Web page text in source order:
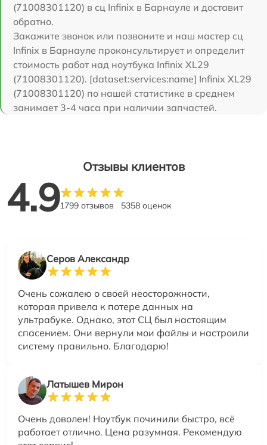
(71008301120) в сц Infinix в Барнауле и доставит
обратно.
Закажите звонок или позвоните и наш мастер сц
Infinix в Барнауле проконсультирует и определит
стоимость работ над ноутбука Infinix XL29
(71008301120). [dataset:services:name] Infinix XL29
(71008301120) по нашей статистике в среднем
занимает 3-4 часа при наличии запчастей.
Отзывы клиентов
4.91799 отзывов 5358 оценок
Серов Александр
Очень сожалею о своей неосторожности,
которая привела к потере данных на
ультрабуке. Однако, этот СЦ был настоящим
спасением. Они вернули мои файлы и настроили
систему правильно. Благодарю!
Латышев Мирон
Очень доволен! Ноутбук починили быстро, всё
работает отлично. Цена разумная. Рекомендую